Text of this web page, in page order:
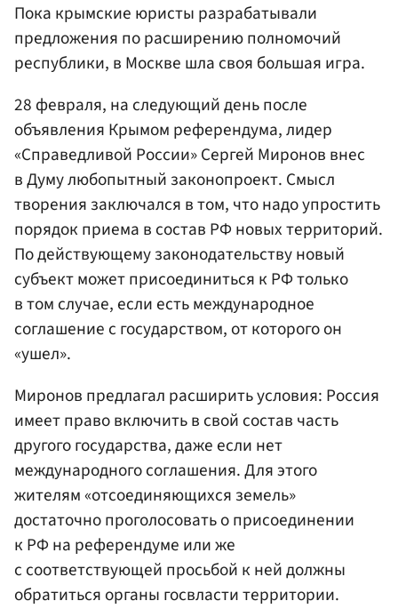
Пока крымские юристы разрабатывали
предложения по расширению полномочий
республики, в Москве шла своя большая игра.
28 февраля, на следующий день после
объявления Крымом референдума, лидер
«Справедливой России» Сергей Миронов внес
в Думу любопытный законопроект. Смысл
творения заключался в том, что надо упростить
порядок приема в состав РФ новых территорий.
По действующему законодательству новый
субъект может присоединиться к РФ только
в том случае, если есть международное
соглашение с государством, от которого он
«ушел».
Миронов предлагал расширить условия: Россия
имеет право включить в свой состав часть
другого государства, даже если нет
международного соглашения. Для этого
жителям «отсоединяющихся земель»
достаточно проголосовать о присоединении
к РФ на референдуме или же
с соответствующей просьбой к ней должны
обратиться органы госвласти территории.